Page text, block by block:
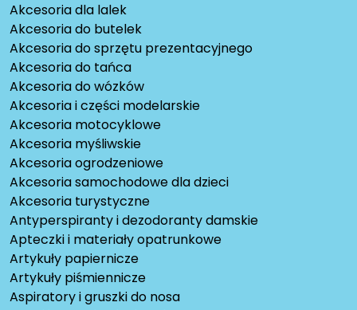
Akcesoria dla lalek
Akcesoria do butelek
Akcesoria do sprzętu prezentacyjnego
Akcesoria do tańca
Akcesoria do wózków
Akcesoria i części modelarskie
Akcesoria motocyklowe
Akcesoria myśliwskie
Akcesoria ogrodzeniowe
Akcesoria samochodowe dla dzieci
Akcesoria turystyczne
Antyperspiranty i dezodoranty damskie
Apteczki i materiały opatrunkowe
Artykuły papiernicze
Artykuły piśmiennicze
Aspiratory i gruszki do nosa